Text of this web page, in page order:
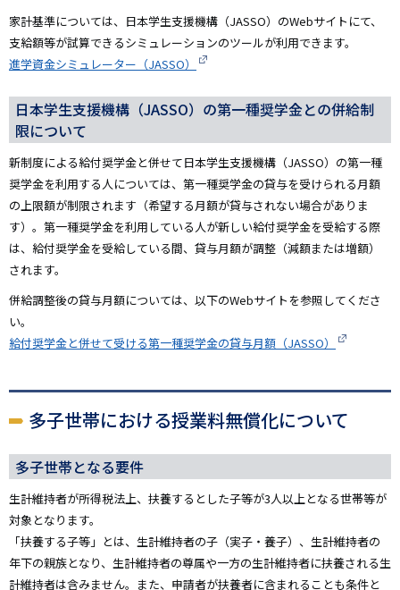
家計基準については、日本学生支援機構（JASSO）のWebサイトにて、
支給額等が試算できるシミュレーションのツールが利用できます。
進学資金シミュレーター（JASSO）
日本学生支援機構（JASSO）の第一種奨学金との併給制
限について
新制度による給付奨学金と併せて日本学生支援機構（JASSO）の第一種
奨学金を利用する人については、第一種奨学金の貸与を受けられる月額
の上限額が制限されます（希望する月額が貸与されない場合がありま
す）。第一種奨学金を利用している人が新しい給付奨学金を受給する際
は、給付奨学金を受給している間、貸与月額が調整（減額または増額）
されます。
併給調整後の貸与月額については、以下のWebサイトを参照してくださ
い。
給付奨学金と併せて受ける第一種奨学金の貸与月額（JASSO）
多子世帯における授業料無償化について
多子世帯となる要件
生計維持者が所得税法上、扶養するとした子等が3人以上となる世帯等が
対象となります。
「扶養する子等」とは、生計維持者の子（実子・養子）、生計維持者の
年下の親族となり、生計維持者の尊属や一方の生計維持者に扶養される生
計維持者は含みません。また、申請者が扶養者に含まれることも条件と